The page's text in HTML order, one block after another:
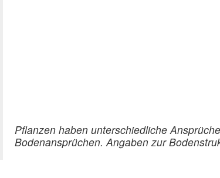
Pflanzen haben unterschiedliche
Bodenansprüchen. Angaben zur